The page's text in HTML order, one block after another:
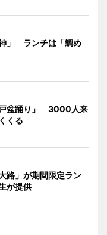
」 ランチは「鯛め
戸盆踊り」 3000人来
くる
路」が期間限定ラン
が提供